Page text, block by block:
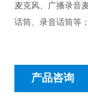
麦克风、广播录音
话筒、录音话筒等
产品咨询